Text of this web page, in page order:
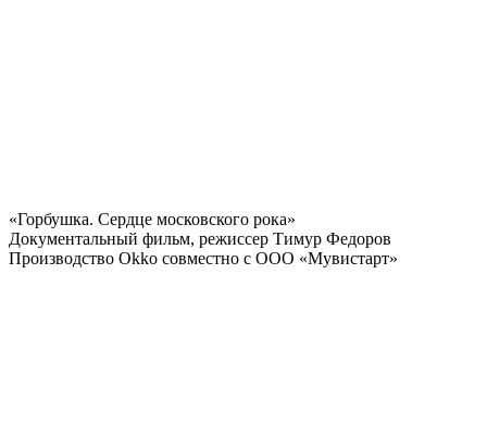
«Горбушка. Сердце московского рока»
Документальный фильм, режиссер Тимур Федоров
Производство Okko совместно с ООО «Мувистарт»